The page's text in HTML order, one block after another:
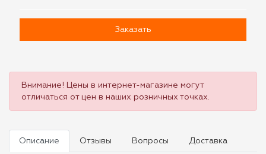
Заказать
Внимание! Цены в интернет-магазине могут
отличаться от цен в наших розничных точках.
Описание Отзывы Вопросы Доставка